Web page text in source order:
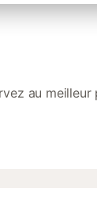
au meilleur